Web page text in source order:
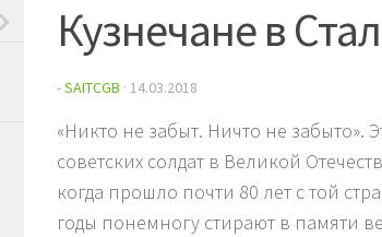
Кузнечане в
-SAITCGB · 14.03.2018
«Никто не забыт. Ничто не забыто».
советских солдат в Великой
когда прошло почти 80 лет с той
годы понемногу стирают в памяти